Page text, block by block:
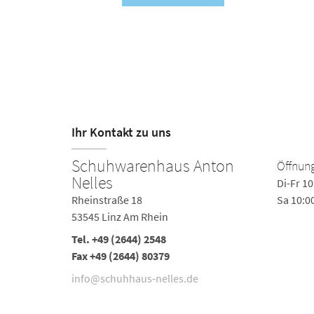
Ihr Kontakt zu uns
Schuhwarenhaus Anton
Nelles
Rheinstraße 18
53545 Linz Am Rhein
Tel. +49 (2644) 2548
Fax +49 (2644) 80379
info@schuhhaus-nelles.de
Di-Fr
Sa